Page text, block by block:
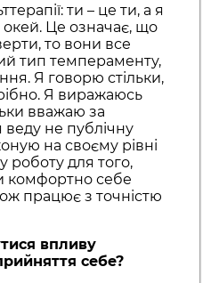
ти – це ти, а я
окей. Це означає, що
то вони все
тип темпераменту,
Я говорю стільки,
Я виражаюсь
вважаю за
веду не публічну
на своєму рівні
для того,
комфортно себе
працює з точністю
впливу
себе?